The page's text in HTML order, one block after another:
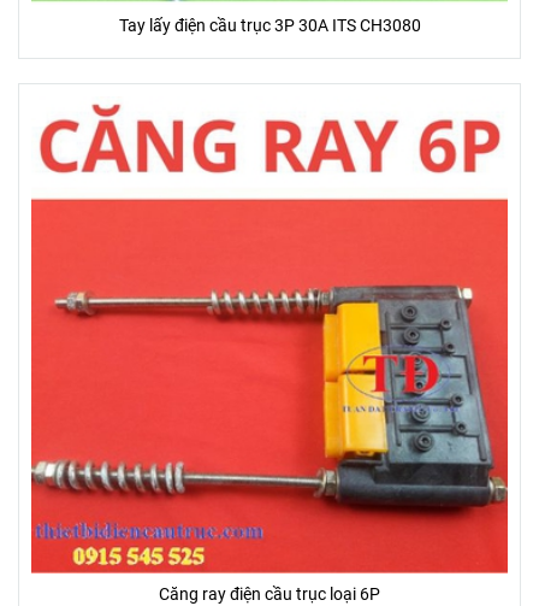
Tay lấy điện cầu trục 3P 30A ITS CH3080
Căng ray điện cầu trục loại 6P